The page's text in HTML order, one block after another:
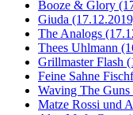
Booze & Glory
Giuda
The Analogs
Thees Uhlmann
Grillmaster Flash
Feine Sahne
Waving The
Matze Rossi und